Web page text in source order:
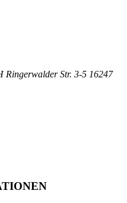
Ringerwalder Str. 3-5 16247